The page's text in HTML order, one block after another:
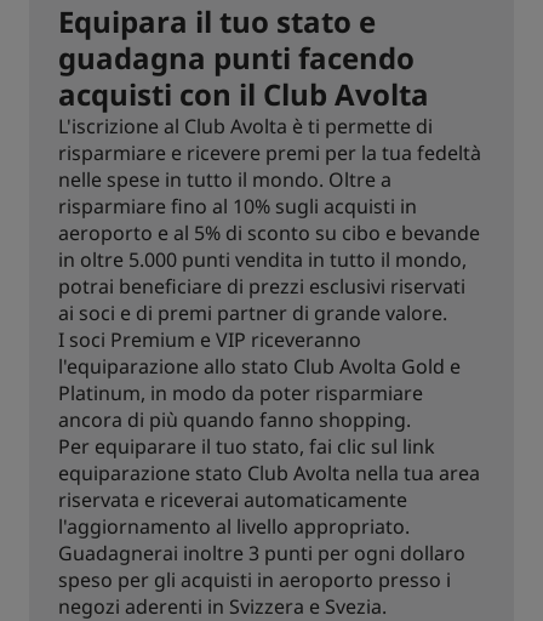
Equipara il tuo stato e
guadagna punti facendo
acquisti con il Club Avolta
L'iscrizione al Club Avolta è ti permette di
risparmiare e ricevere premi per la tua fedeltà
nelle spese in tutto il mondo. Oltre a
risparmiare fino al 10% sugli acquisti in
aeroporto e al 5% di sconto su cibo e bevande
in oltre 5.000 punti vendita in tutto il mondo,
potrai beneficiare di prezzi esclusivi riservati
ai soci e di premi partner di grande valore.
I soci Premium e VIP riceveranno
l'equiparazione allo stato Club Avolta Gold e
Platinum, in modo da poter risparmiare
ancora di più quando fanno shopping.
Per equiparare il tuo stato, fai clic sul link
equiparazione stato Club Avolta nella tua area
riservata e riceverai automaticamente
l'aggiornamento al livello appropriato.
Guadagnerai inoltre 3 punti per ogni dollaro
speso per gli acquisti in aeroporto presso i
negozi aderenti in Svizzera e Svezia.